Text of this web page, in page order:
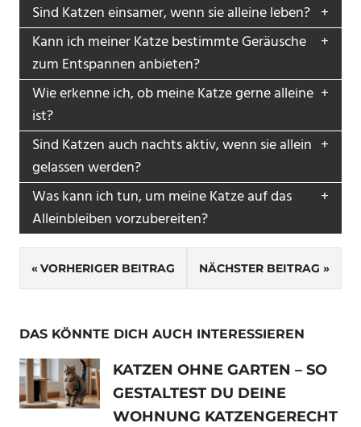
Sind Katzen einsamer, wenn sie alleine leben?
Kann ich meiner Katze bestimmte Geräusche
zum Entspannen anbieten?
Wie erkenne ich, ob meine Katze gerne alleine
ist?
Sind Katzen auch nachts aktiv, wenn sie allein
gelassen werden?
Was kann ich tun, um meine Katze auf das
Alleinbleiben vorzubereiten?
Beitragsnavigation
VORHERIGER BEITRAG NÄCHSTER BEITRAG
DAS KÖNNTE DICH AUCH INTERESSIEREN
KATZEN OHNE GARTEN – SO
GESTALTEST DU DEINE
WOHNUNG KATZENGERECHT